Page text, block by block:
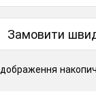
Замовити